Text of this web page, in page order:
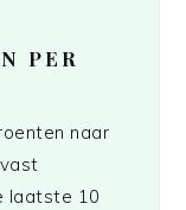
PER
naar
laatste 10